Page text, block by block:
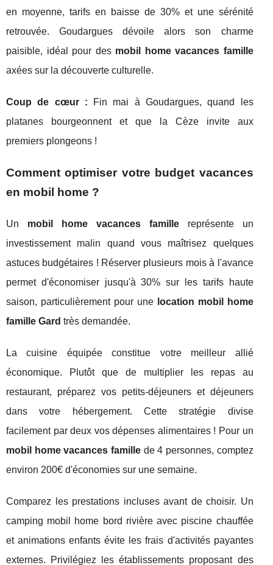
en moyenne, tarifs en baisse de 30% et une sérénité
retrouvée. Goudargues dévoile alors son charme
paisible, idéal pour des mobil home vacances famille
axées sur la découverte culturelle.
Coup de cœur : Fin mai à Goudargues, quand les
platanes bourgeonnent et que la Cèze invite aux
premiers plongeons !
Comment optimiser votre budget vacances
en mobil home ?
Un mobil home vacances famillereprésente un
investissement malin quand vous maîtrisez quelques
astuces budgétaires ! Réserver plusieurs mois à l'avance
permet d'économiser jusqu'à 30% sur les tarifs haute
saison, particulièrement pour une location mobil home
famille Gard très demandée.
La cuisine équipée constitue votre meilleur allié
économique. Plutôt que de multiplier les repas au
restaurant, préparez vos petits-déjeuners et déjeuners
dans votre hébergement. Cette stratégie divise
facilement par deux vos dépenses alimentaires ! Pour un
mobil home vacances famillede 4 personnes, comptez
environ 200€ d'économies sur une semaine.
Comparez les prestations incluses avant de choisir. Un
camping mobil home bord rivière avec piscine chauffée
et animations enfants évite les frais d'activités payantes
externes. Privilégiez les établissements proposant des